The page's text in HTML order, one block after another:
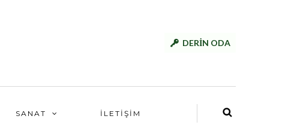
DERİN ODA
SANAT İLETİŞİM